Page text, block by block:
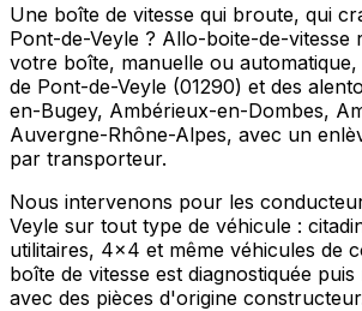
Une boîte de vitesse qui broute, qui
Pont-de-Veyle ? Allo-boite-de-vitesse
votre boîte, manuelle ou
de Pont-de-Veyle (01290) et des
en-Bugey, Ambérieux-en-Dombes,
Auvergne-Rhône-Alpes, avec un
par transporteur.
Nous intervenons pour les
Veyle sur tout type de véhicule :
utilitaires, 4x4 et même véhicules de
boîte de vitesse est diagnostiquée
avec des pièces d'origine